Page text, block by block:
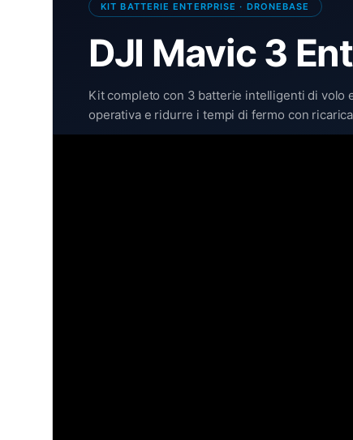
KIT BATTERIE ENTERPRISE · DRONEBASE
DJI Mavic 3
Kit completo con 3 batterie intelligenti di volo
operativa e ridurre i tempi di fermo con